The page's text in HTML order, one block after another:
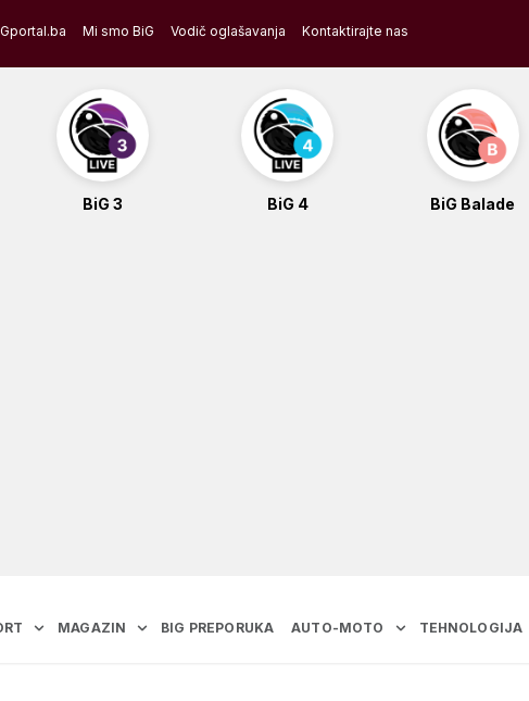
Mi smo BiG Vodič oglašavanja Kontaktirajte nas
BiG 3 BiG 4 BiG Balade
MAGAZIN BIG PREPORUKA AUTO-MOTO TEHNOLOGIJA